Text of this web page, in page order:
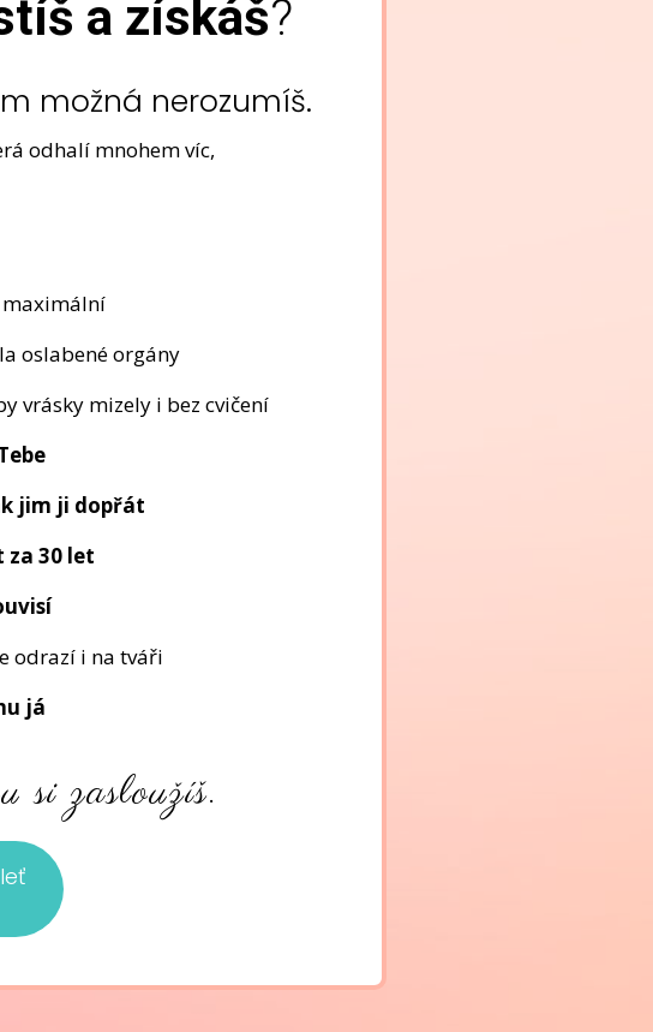
a získáš?
možná nerozumíš.
odhalí mnohem víc,
maximální
oslabené orgány
vrásky mizely i bez cvičení
jim ji dopřát
30 let
odrazí i na tváři
já
si zasloužíš.